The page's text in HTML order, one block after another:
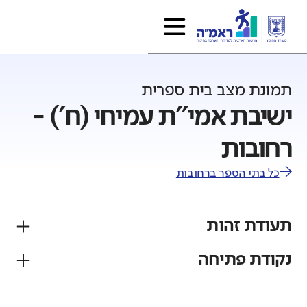
תמונת מצב בית ספרית
ישיבת אמי"ת עמיחי (ח') -
רחובות
כל בתי הספר ברחובות
תעודת זהות
פיקוח
נקודת פתיחה